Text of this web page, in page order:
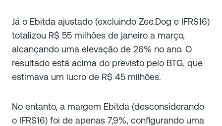
Já o Ebitda ajustado (excluindo Zee.Dog e IFRS16)
totalizou R$ 55 milhões de janeiro a março,
alcançando uma elevação de 26% no ano. O
resultado está acima do previsto pelo BTG, que
estimava um lucro de R$ 45 milhões.
No entanto, a margem Ebitda (desconsiderando
o IFRS16) foi de apenas 7,9%, configurando uma